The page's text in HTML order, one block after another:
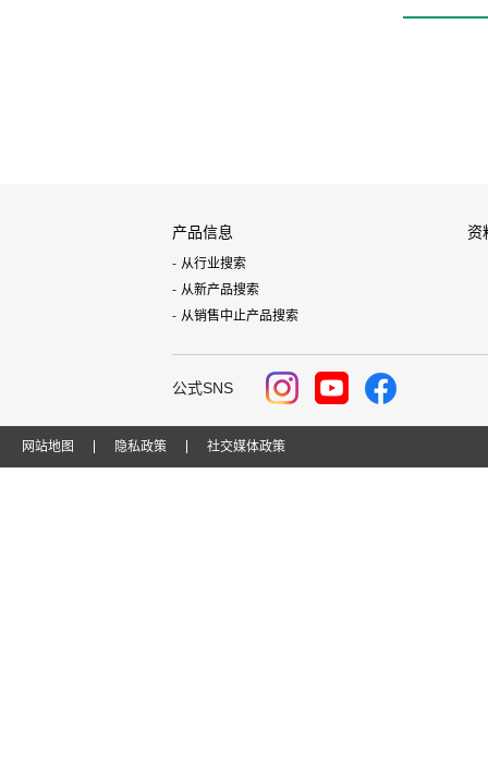
产品信息
从行业搜索
从新产品搜索
从销售中止产品搜索
资
公式SNS
网站地图 隐私政策 社交媒体政策